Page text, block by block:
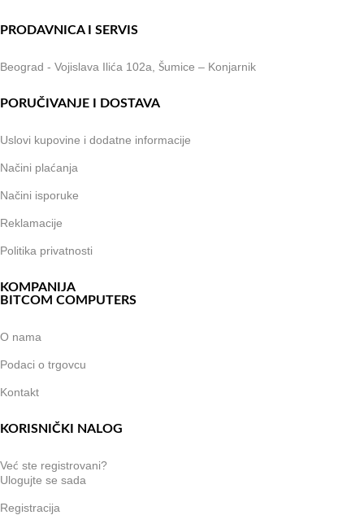
PRODAVNICA I SERVIS
Beograd - Vojislava Ilića 102a, Šumice – Konjarnik
PORUČIVANJE I DOSTAVA
Uslovi kupovine i dodatne informacije
Načini plaćanja
Načini isporuke
Reklamacije
Politika privatnosti
KOMPANIJA
BITCOM COMPUTERS
O nama
Podaci o trgovcu
Kontakt
KORISNIČKI NALOG
Već ste registrovani?
Ulogujte se sada
Registracija